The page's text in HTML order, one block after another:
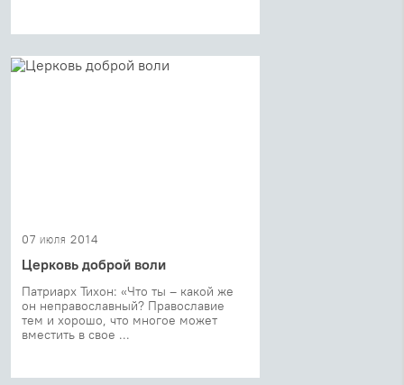
07 июля 2014
Церковь доброй воли
Патриарх Тихон: «Что ты – какой же
он неправославный? Православие
тем и хорошо, что многое может
вместить в свое ...